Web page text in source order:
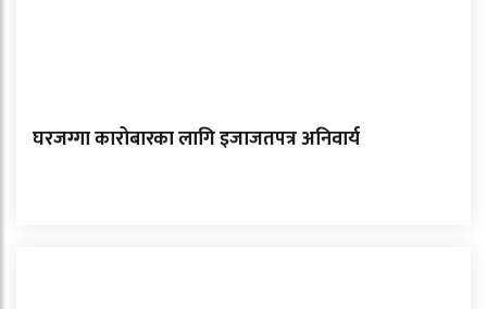
घरजग्गा कारोबारका लागि इजाजतपत्र अनिवार्य